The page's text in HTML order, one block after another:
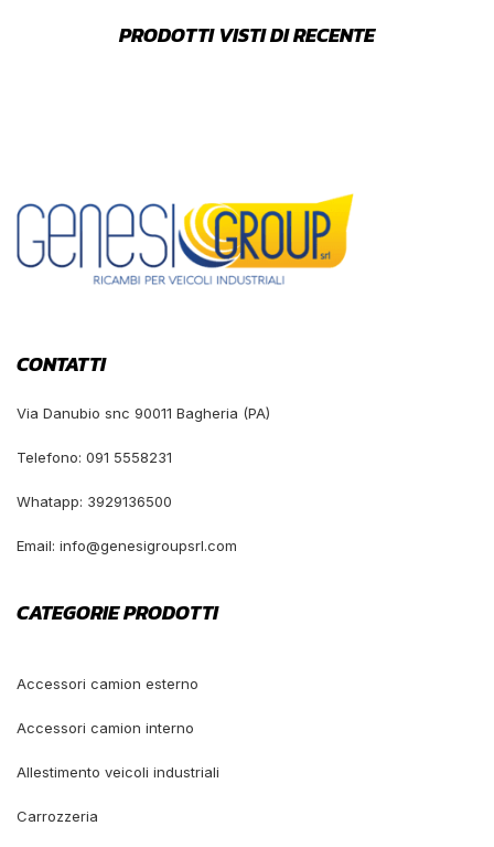
PRODOTTI VISTI DI RECENTE
CONTATTI
Via Danubio snc 90011 Bagheria (PA)
Telefono: 091 5558231
Whatapp: 3929136500
Email: info@genesigroupsrl.com
CATEGORIE PRODOTTI
Accessori camion esterno
Accessori camion interno
Allestimento veicoli industriali
Carrozzeria